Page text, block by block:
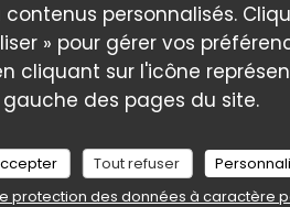
personnalisés.
» pour gérer vos
cliquant sur l'icône
gauche des pages du site.
Tout refuser
protection des données à caractère
et harissa à la fraise